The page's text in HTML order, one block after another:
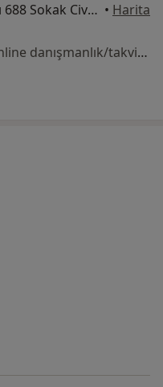
Gazi Mustafa Kemal Bulvarı 688 Sokak Civanlar Plaza K:4 No:12, Mersin • Harita
Bu uzman ilgili adres için online danışmanlık/takvim sunmuyor.